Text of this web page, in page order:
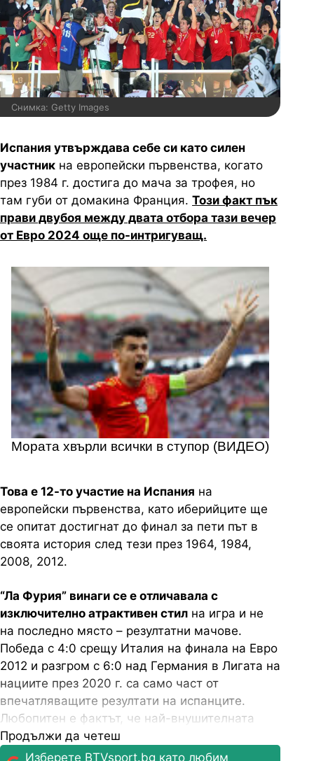
Снимка: Getty Images
Испания утвърждава себе си като силен
участник на европейски първенства, когато
през 1984 г. достига до мача за трофея, но
там губи от домакина Франция. Този факт пък
прави двубоя между двата отбора тази вечер
от Евро 2024 още по-интригуващ.
Мората хвърли всички в ступор (ВИДЕО)
Това е 12-то участие на Испания на
европейски първенства, като иберийците ще
се опитат достигнат до финал за пети път в
своята история след тези през 1964, 1984,
2008, 2012.
“Ла Фурия” винаги се е отличавала с
изключително атрактивен стил на игра и не
на последно място – резултатни мачове.
Победа с 4:0 срещу Италия на финала на Евро
2012 и разгром с 6:0 над Германия в Лигата на
нациите през 2020 г. са само част от
впечатляващите резултати на испанците.
Любопитен е фактът, че най-внушителната
победа в историята им идва
през 1933 г.: 13:0.
Продължи да четеш
Изберете BTVsport.bg като любим